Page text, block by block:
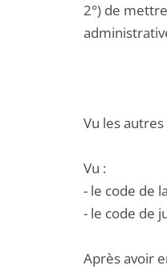
2°) de
Vu les
Vu :
- le code de
- le code de
Après avoir